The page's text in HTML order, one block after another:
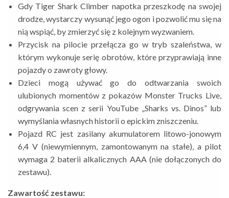
Gdy Tiger Shark Climber napotka przeszkodę na swojej
drodze, wystarczy wysunąć jego ogon i pozwolić mu się na
nią wspiąć, by zmierzyć się z kolejnym wyzwaniem.
Przycisk na pilocie przełącza go w tryb szaleństwa, w
którym wykonuje serię obrotów, które przyprawiają inne
pojazdy o zawroty głowy.
Dzieci mogą używać go do odtwarzania swoich
ulubionych momentów z pokazów Monster Trucks Live,
odgrywania scen z serii YouTube „Sharks vs. Dinos” lub
wymyślania własnych historii o epickim zniszczeniu.
Pojazd RC jest zasilany akumulatorem litowo-jonowym
6,4 V (niewymiennym, zamontowanym na stałe), a pilot
wymaga 2 baterii alkalicznych AAA (nie dołączonych do
zestawu).
Zawartość zestawu: